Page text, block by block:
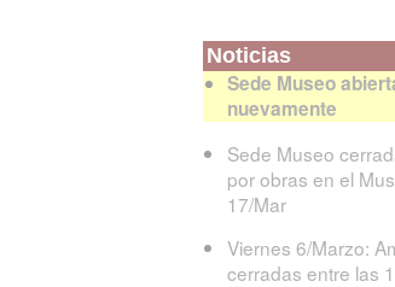
Noticias
Sede Museo
nuevamente
Sede Museo
por obras en el
17/Mar
Viernes 6/Marzo:
cerradas entre las